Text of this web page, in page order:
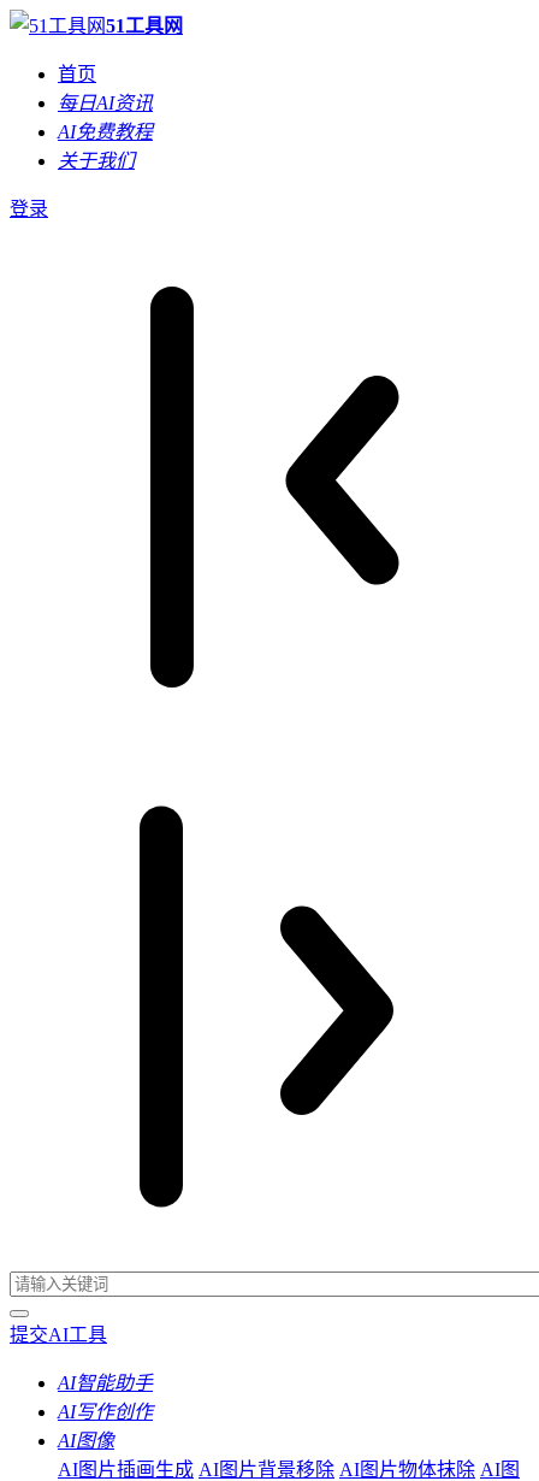
51工具网
首页
每日AI资讯
AI免费教程
关于我们
登录
提交AI工具
AI智能助手
AI写作创作
AI图像
AI图片插画生成 AI图片背景移除 AI图片物体抹除 AI图